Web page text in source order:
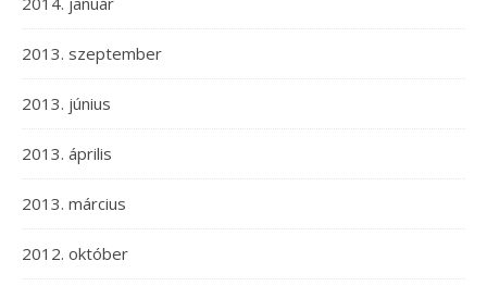
2013. szeptember
2013. június
2013. április
2013. március
2012. október